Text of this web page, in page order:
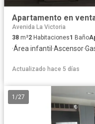
Apartamento en
Avenida La Victoria
38 m²2 Habitaciones1 Baño
·Área infantil ·Ascensor·
Actualizado hace 5 días
1 /27